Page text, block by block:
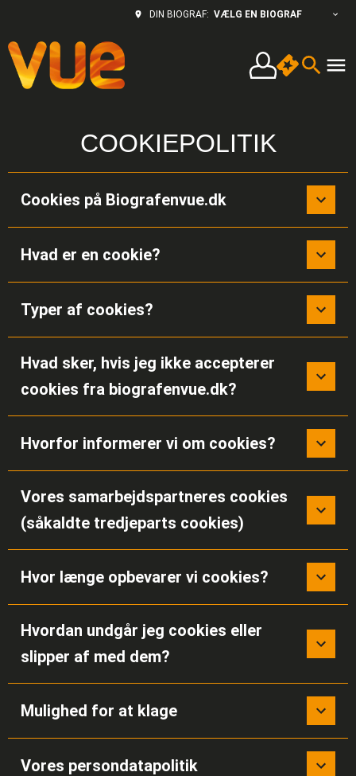
DIN BIOGRAF: VÆLG EN BIOGRAF
COOKIEPOLITIK
Cookies på Biografenvue.dk
Hvad er en cookie?
Typer af cookies?
Hvad sker, hvis jeg ikke accepterer
cookies fra biografenvue.dk?
Hvorfor informerer vi om cookies?
Vores samarbejdspartneres cookies
(såkaldte tredjeparts cookies)
Hvor længe opbevarer vi cookies?
Hvordan undgår jeg cookies eller
slipper af med dem?
Mulighed for at klage
Vores persondatapolitik